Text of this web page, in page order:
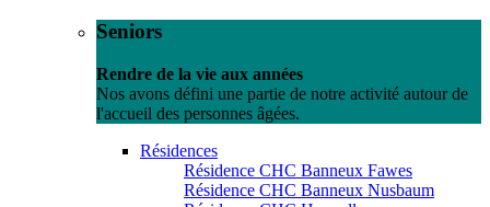
Seniors
Rendre de la vie aux années
Nos avons défini une partie de notre activité autour de
l'accueil des personnes âgées.
Résidences
Résidence CHC Banneux Fawes
Résidence CHC Banneux Nusbaum